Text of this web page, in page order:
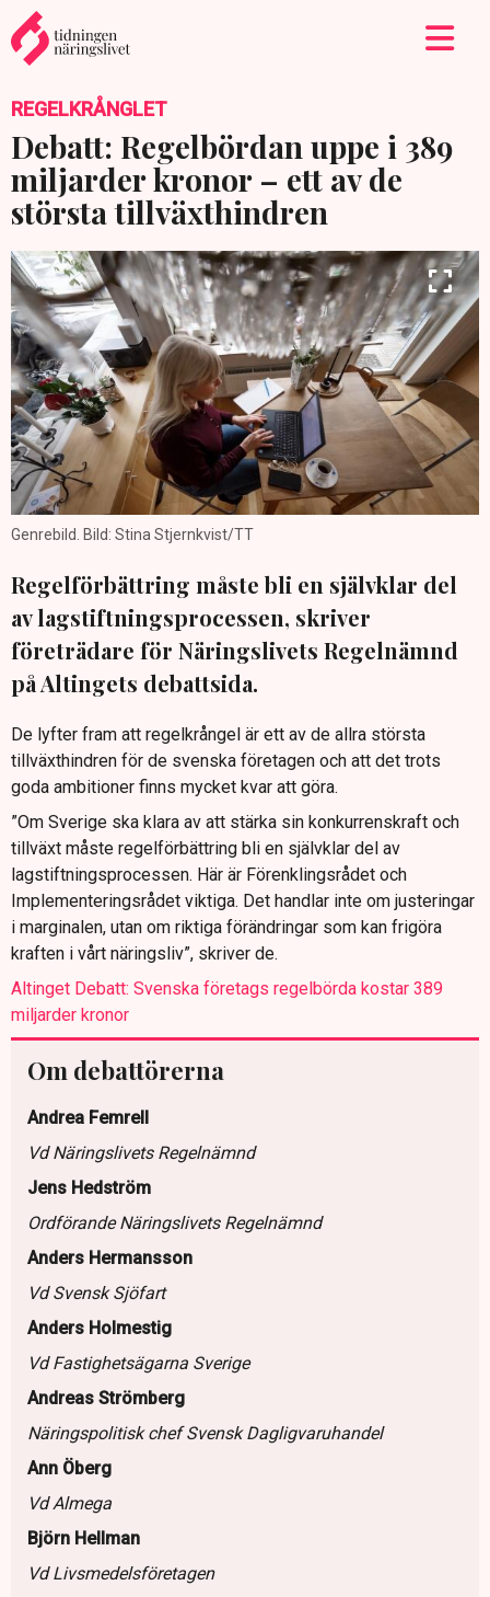
REGELKRÅNGLET
Debatt: Regelbördan uppe i 389
miljarder kronor – ett av de
största tillväxthindren
Genrebild. Bild: Stina Stjernkvist/TT
Regelförbättring måste bli en självklar del
av lagstiftningsprocessen, skriver
företrädare för Näringslivets Regelnämnd
på Altingets debattsida.
De lyfter fram att regelkrångel är ett av de allra största
tillväxthindren för de svenska företagen och att det trots
goda ambitioner finns mycket kvar att göra.
”Om Sverige ska klara av att stärka sin konkurrenskraft och
tillväxt måste regelförbättring bli en självklar del av
lagstiftningsprocessen. Här är Förenklingsrådet och
Implementeringsrådet viktiga. Det handlar inte om justeringar
i marginalen, utan om riktiga förändringar som kan frigöra
kraften i vårt näringsliv”, skriver de.
Altinget Debatt: Svenska företags regelbörda kostar 389
miljarder kronor
Om debattörerna
Andrea Femrell
Vd Näringslivets Regelnämnd
Jens Hedström
Ordförande Näringslivets Regelnämnd
Anders Hermansson
Vd Svensk Sjöfart
Anders Holmestig
Vd Fastighetsägarna Sverige
Andreas Strömberg
Näringspolitisk chef Svensk Dagligvaruhandel
Ann Öberg
Vd Almega
Björn Hellman
Vd Livsmedelsföretagen